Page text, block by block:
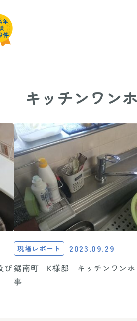
キッチンワン
現場レポート 2023.09.29
鋸南町 K様邸 キッチンワンホ
事